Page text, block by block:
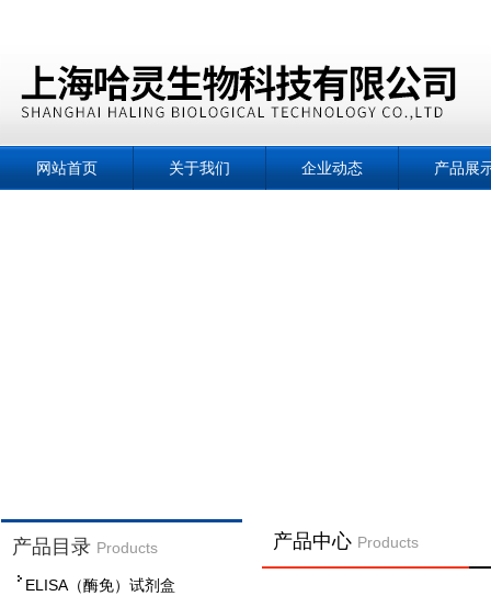
网站首页 关于我们 企业动态 产品展
产品目录 Products
ELISA（酶免）试剂盒
产品中心 Products